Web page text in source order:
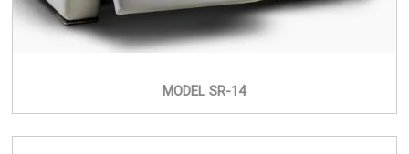
MODEL SR-14